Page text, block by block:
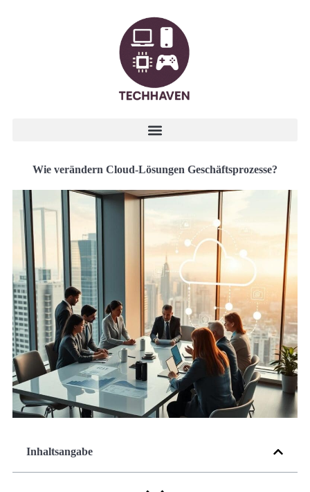
Wie verändern Cloud-Lösungen Geschäftsprozesse?
Inhaltsangabe